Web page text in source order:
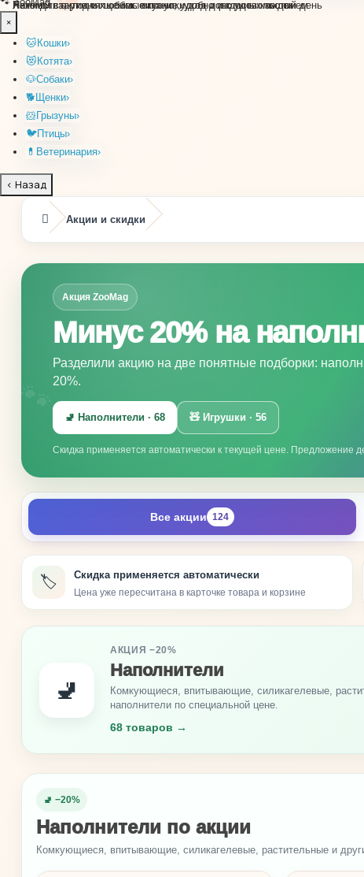
Лакомства, уют и любимые покупки для довольных кошек
Хиты для активных собак: вкусно, удобно и с удовольствием
Нежный старт для щенка: питание, уход и радость каждый день
×
🐱 Кошки›
😻 Котята›
🐶Собаки›
🐕Щенки›
🐹Грызуны›
🐦Птицы›
💊 Ветеринария›
‹ Назад
Акции и скидки
Акция ZooMag
Минус 20% на
Разделили акцию на две понятные подборки:
20%.
🚽 Наполнители · 68 🧸 Игрушки · 56
Скидка применяется автоматически к текущей цене. Предложение
Все акции 124
🏷️ Скидка применяется автоматически
Цена уже пересчитана в карточке товара и корзине
🚽
АКЦИЯ −20%
Наполнители
Комкующиеся, впитывающие, силикагелевые,
наполнители по специальной цене.
68 товаров →
🚽 −20%
Наполнители по акции
Комкующиеся, впитывающие, силикагелевые, растительные и